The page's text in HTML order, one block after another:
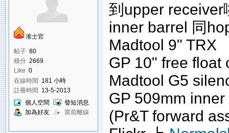
准士官
帖子 80
積分 2669
Like 0
在線時間 181 小時
註冊時間 13-5-2013
個人空間
發短消息
加為好友
當前離線
到upper receiver
inner barrel 同
Madtool 9" TRX
GP 10" free float
Madtool G5
GP 509mm
(Pr&T forward